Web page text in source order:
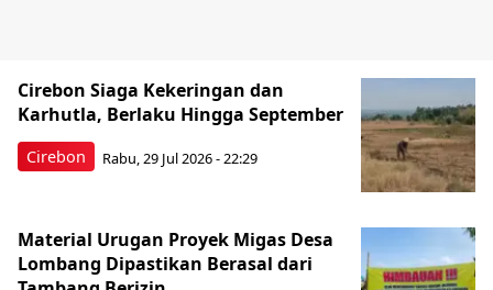
Cirebon
Cirebon Siaga Kekeringan dan
Karhutla, Berlaku Hingga September
Rabu, 29 Jul 2026 - 22:29
Material Urugan Proyek Migas Desa
Lombang Dipastikan Berasal dari